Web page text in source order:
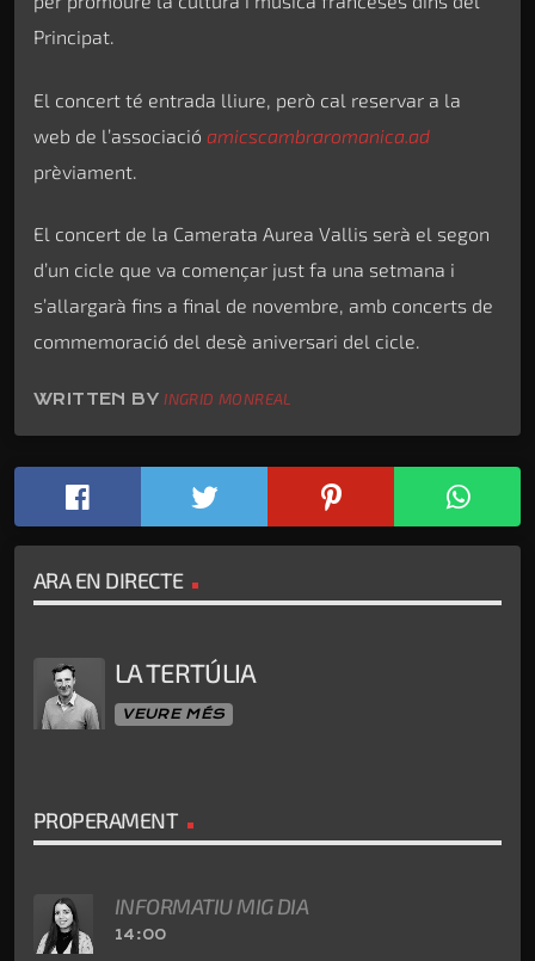
Principat.
El concert té entrada lliure, però cal reservar a la
web de l’associació amicscambraromanica.ad
prèviament.
El concert de la Camerata Aurea Vallis serà el segon
d’un cicle que va començar just fa una setmana i
s’allargarà fins a final de novembre, amb concerts de
commemoració del desè aniversari del cicle.
WRITTEN BYINGRID MONREAL
ARA EN DIRECTE
LA TERTÚLIA
VEURE MÉS
PROPERAMENT
INFORMATIU MIG DIA
14:00